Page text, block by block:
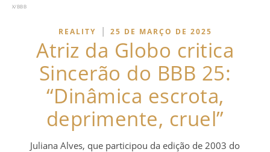
X/BBB
REALITY | 25 DE MARÇO DE 2025
Atriz da Globo critica
Sincerão do BBB 25:
“Dinâmica escrota,
deprimente, cruel”
Juliana Alves, que participou da edição de 2003 do